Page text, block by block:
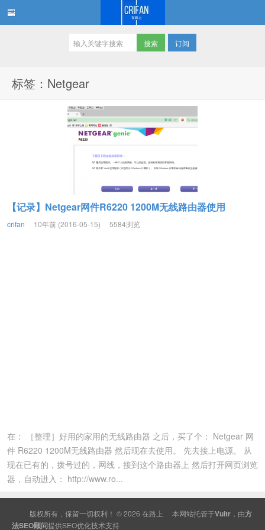
订阅
标签：Netgear
【记录】Netgear网件R6220 1200M无线路由器使用
crifan 10年前 (2016-05-15) 5584浏览
在： ［整理］好用的家用的无线路由器 之后，买了个： Netgear 网
件 R6220 1200M无线路由器 然后现在去使用。 先去接上电源。 从
现在已有的，拨号过的，网线，接到这个路由器上 然后打开网页浏览
器，自动进入： http://www.ro...
版权所有，保留一切权利！ © 2026 在路上 本网站托管于Vultr ，由方
法SEO顾问提供SEO优化技术支持